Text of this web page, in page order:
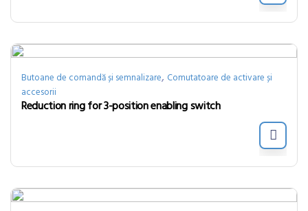
Butoane de comandă și semnalizare, Comutatoare de activare și
accesorii
Reduction ring for 3-position enabling switch